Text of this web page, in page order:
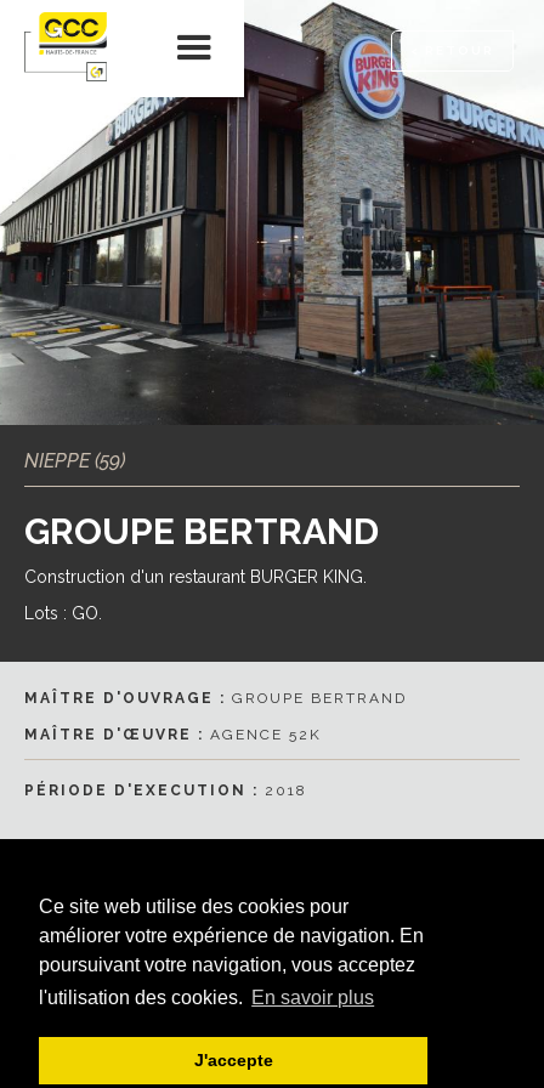
Ce site web utilise des cookies pour
améliorer votre expérience de navigation. En
poursuivant votre navigation, vous acceptez
l'utilisation des cookies. En savoir plus
J'accepte
NIEPPE (59)
GROUPE BERTRAND
Construction d'un restaurant BURGER KING.
Lots : GO.
MAÎTRE D'OUVRAGE : GROUPE BERTRAND
MAÎTRE D'ŒUVRE : AGENCE 52K
PÉRIODE D'EXECUTION : 2018
© GCC Hauts-de-France - Copyright 2023